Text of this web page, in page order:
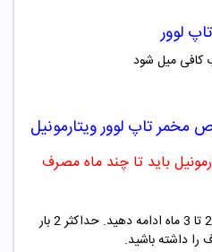
لوور
مخمر تاپ لوور ویتارمونیل
باید تا چند ماه مصرف
مصرف این قرص را باید به مدت 2 تا 3 ماه ادامه دهید. حداکثر 2 بار
داشته باشید.